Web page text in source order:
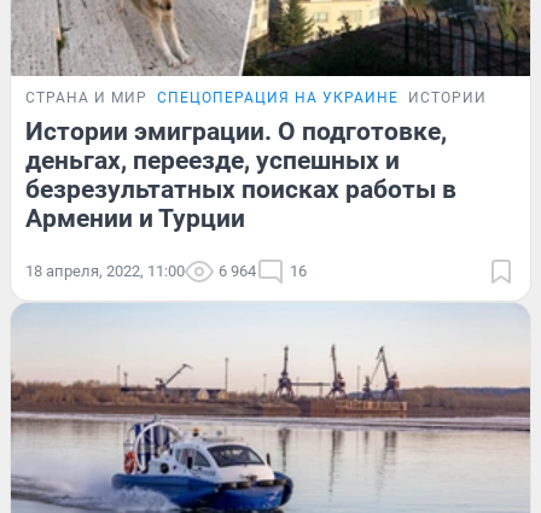
СТРАНА И МИР СПЕЦОПЕРАЦИЯ НА УКРАИНЕ ИСТОРИИ
Истории эмиграции. О подготовке,
деньгах, переезде, успешных и
безрезультатных поисках работы в
Армении и Турции
18 апреля, 2022, 11:00 6 964 16